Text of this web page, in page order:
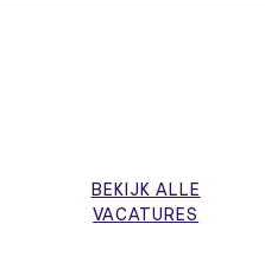
BEKIJK ALLE
VACATURES